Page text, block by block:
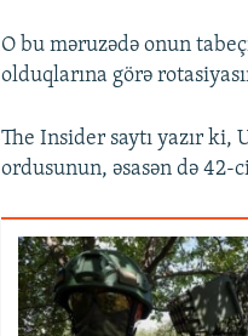
O bu məruzədə onun
olduqlarına görə
The Insider saytı yazır ki,
ordusunun, əsasən də 42-